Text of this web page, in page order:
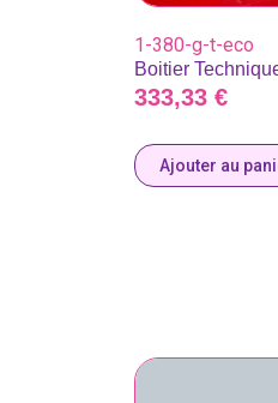
1-380-g-t-eco
Boitier
333,33 €
Ajouter au